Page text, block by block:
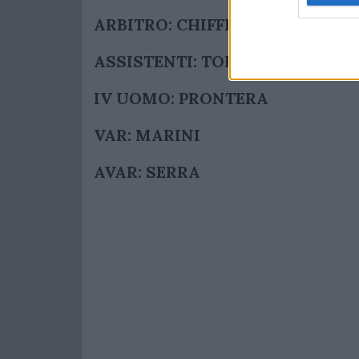
ARBITRO: CHIFFI
ASSISTENTI: TOLFO – CECCON
IV UOMO: PRONTERA
VAR: MARINI
AVAR: SERRA